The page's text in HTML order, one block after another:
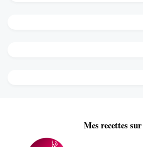
Mes recettes sur